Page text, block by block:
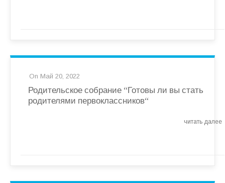
On Май 20, 2022
Родительское собрание “Готовы ли вы стать
родителями первоклассников“
читать далее